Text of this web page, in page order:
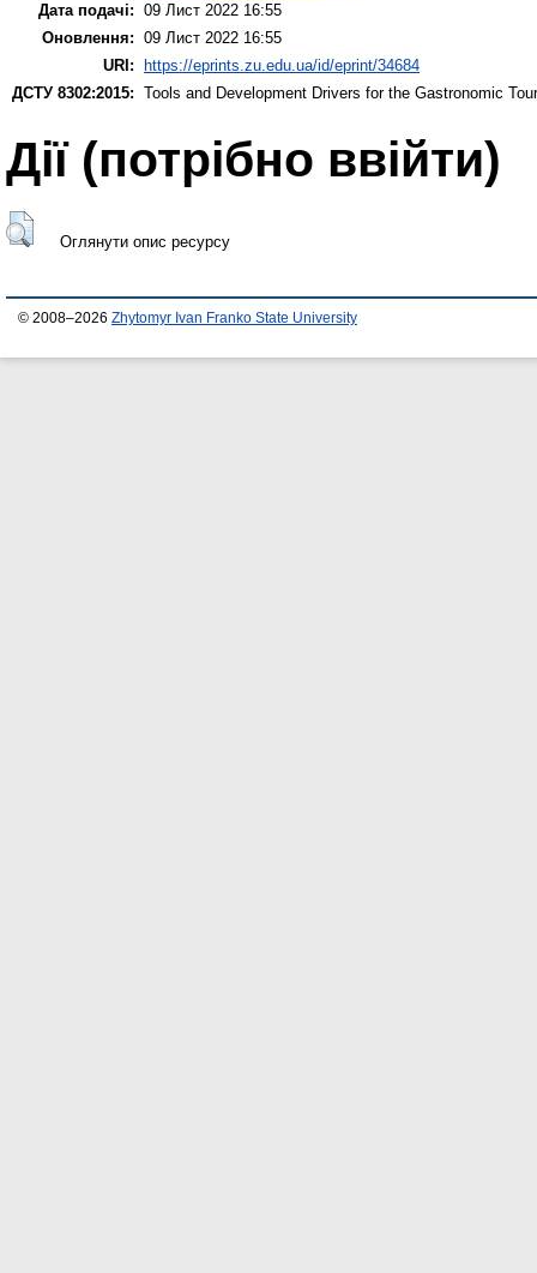
Дата подачі: 09 Лист 2022 16:55
Оновлення: 09 Лист 2022 16:55
URI:
https://eprints.zu.edu.ua/id/eprint/34684
ДСТУ 8302:2015: Tools and Development Drivers for the Gastronomic
Дії ​​(потрібно ввійти)
Оглянути опис ресурсу
© 2008–2026 Zhytomyr Ivan Franko State University